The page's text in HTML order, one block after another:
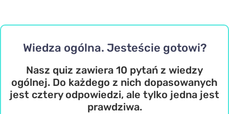
Wiedza ogólna. Jesteście gotowi?
Nasz quiz zawiera 10 pytań z wiedzy
ogólnej. Do każdego z nich dopasowanych
jest cztery odpowiedzi, ale tylko jedna jest
prawdziwa.